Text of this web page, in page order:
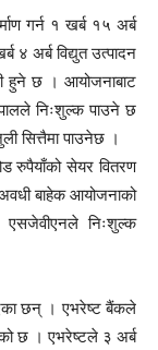
गर्न १ खर्ब १५ अर्ब
४ अर्ब विद्युत उत्पादन
हुने छ । आयोजनाबाट
निःशुल्क पाउने छ
सित्तैमा पाउनेछ ।
रुपैयाँको सेयर वितरण
बाहेक आयोजनाको
निःशुल्क
छन् । एभरेष्ट बैंकले
छ । एभरेष्टले ३ अर्ब